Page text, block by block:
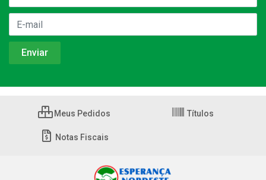
Meus Pedidos Títulos
Notas Fiscais